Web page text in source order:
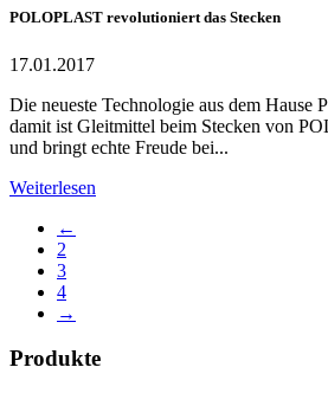
POLOPLAST revolutioniert das Stecken
17.01.2017
Die neueste Technologie aus dem
damit ist Gleitmittel beim Stecken von
und bringt echte Freude bei...
Weiterlesen
←
2
3
4
→
Produkte